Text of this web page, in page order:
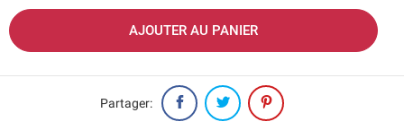
AJOUTER AU PANIER
Partager: